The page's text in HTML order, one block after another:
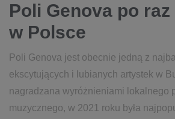
Poli Genova po
w Polsce
Poli Genova jest obecnie jedną z
ekscytujących i lubianych artystek w
nagradzana wyróżnieniami lokalnego
muzycznego, w 2021 roku była